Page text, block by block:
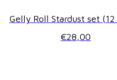
Gelly Roll Stardust set (12
€28,00